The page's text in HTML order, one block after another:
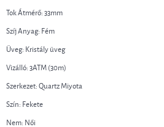
Tok Átmérő: 33mm
Szíj Anyag: Fém
Üveg: Kristály üveg
Vizálló: 3ATM (30m)
Szerkezet: Quartz Miyota
Szín: Fekete
Nem: Női